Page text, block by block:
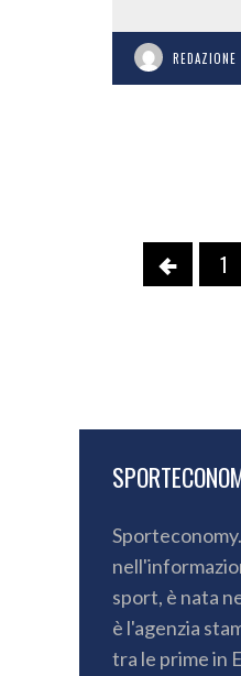
REDAZIONE
1
sport, è nata
è l'agenzia
tra le prime in